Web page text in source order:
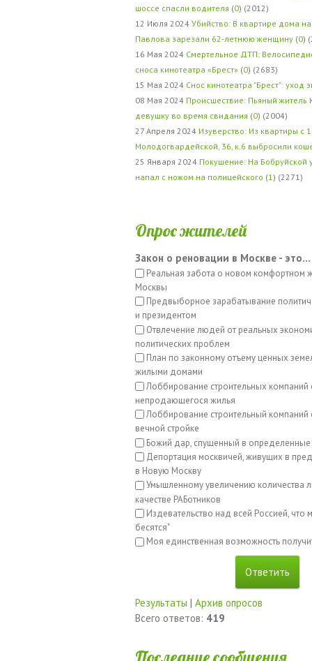
шоссе спасли водителя (0) (2012)
12 Июля 2024 Убийство: В квартире дома
Павлова зарезали 62-летнюю женщину (0)
16 Мая 2024 Смертельное ДТП:
сноса кинотеатра «Брест» (0) (2683)
15 Мая 2024 Снос кинотеатра "Брест": уход
08 Мая 2024 Происшествие: Пьяный житель
девушку во время свидания (0) (2004)
27 Апреля 2024 Изуверство: Из квартиры с
Молодогвардейской, 36, к.6 выбросили
25 Января 2024 Покушение: На Бобруйской
напал с ножом на полицейского (1 ) (2271)
Опрос жителей
Закон о реновации в Москве - это...
Реальная забота о новом комфортном
Москвы
Предвыборное зарабатывание
и президентом
Отвлечение людей от реальных
политических проблем
План по законному отъему ценных
жилыми домами
Лоббирование строительных компаний
непродающегося жилья
Лоббирование строительный компаний
вечной стройке
Божий дар, спущенный в
Депортация москвичей, живущих в
в Новую Москву
Умышленному увеличению количества
качестве РАБотников
Издевательство над всей Россией, что
бесятся"
Моя единственная возможность
Результаты | Архив опросов
Всего ответов: 419
Последние сообщения